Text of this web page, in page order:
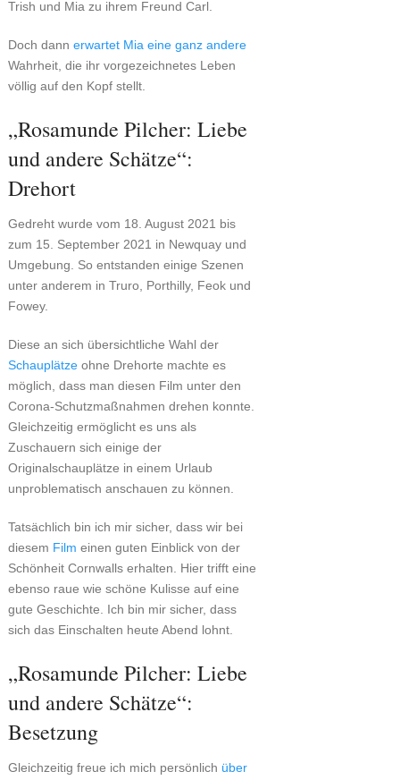
Trish und Mia zu ihrem Freund Carl.
Doch dann erwartet Mia eine ganz andere
Wahrheit, die ihr vorgezeichnetes Leben
völlig auf den Kopf stellt.
„Rosamunde Pilcher: Liebe
und andere Schätze“:
Drehort
Gedreht wurde vom 18. August 2021 bis
zum 15. September 2021 in Newquay und
Umgebung. So entstanden einige Szenen
unter anderem in Truro, Porthilly, Feok und
Fowey.
Diese an sich übersichtliche Wahl der
Schauplätzeohne Drehorte machte es
möglich, dass man diesen Film unter den
Corona-Schutzmaßnahmen drehen konnte.
Gleichzeitig ermöglicht es uns als
Zuschauern sich einige der
Originalschauplätze in einem Urlaub
unproblematisch anschauen zu können.
Tatsächlich bin ich mir sicher, dass wir bei
diesem Film einen guten Einblick von der
Schönheit Cornwalls erhalten. Hier trifft eine
ebenso raue wie schöne Kulisse auf eine
gute Geschichte. Ich bin mir sicher, dass
sich das Einschalten heute Abend lohnt.
„Rosamunde Pilcher: Liebe
und andere Schätze“:
Besetzung
Gleichzeitig freue ich mich persönlich über